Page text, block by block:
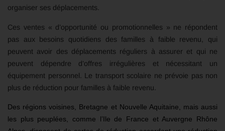
organiser ses déplacements.
Ces ventes « d’opportunité ou promotionnelles » ne répondent
pas aux besoins quotidiens des familles à faible revenu, qui
peuvent avoir des déplacements réguliers à assurer et qui ne
peuvent dépendre d’offres irrégulières et nécessitant un
équipement personnel. Le transport scolaire ne prévoie pas non
plus de réduction pour familles à faible revenu.
Des régions voisines, Bretagne et Nouvelle Aquitaine, mais aussi
les plus peuplées, comme l’Ile de France et Auvergne Rhône